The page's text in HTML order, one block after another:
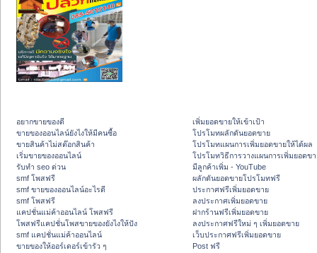
อยากขายของดี
ขายของออนไลน์ยังไงให้มีคนซื้อ
ขายสินค้าไม่สต๊อกสินค้า
เริ่มขายของออนไลน์
รับทำ seo ด่วน
smf โพสฟรี
smf ขายของออนไลน์อะไรดี
smf โพสฟรี
แคปชั่นแม่ค้าออนไลน์ โพสฟรี
โพสฟรีแคปชั่นโพสขายของยังไงให้ปัง
smf แคปชั่นแม่ค้าออนไลน์
ขายของให้ออร์เดอร์เข้ารัว ๆ
เพิ่มยอดขายให้เข้าเป้า
โปรโมทผลักดันยอดขาย
โปรโมทแผนการเพิ่มยอดขายให้ได้ผล
โปรโมทวิธีการวางแผนการเพิ่มยอดข
มีลูกค้าเพิ่ม - YouTube
ผลักดันยอดขายโปรโมทฟรี
ประกาศฟรีเพิ่มยอดขาย
ลงประกาศเพิ่มยอดขาย
ฝากร้านฟรีเพิ่มยอดขาย
ลงประกาศฟรีใหม่ ๆ เพิ่มยอดขาย
เว็บประกาศฟรีเพิ่มยอดขาย
Post ฟรี